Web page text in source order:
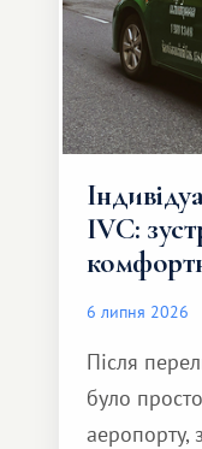
IVC:
6 липня 2026
Після
було
аеропорту,